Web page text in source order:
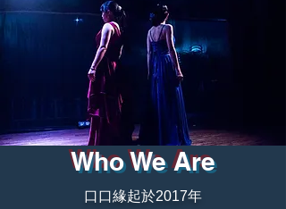
Who We Are
口口緣起於2017年